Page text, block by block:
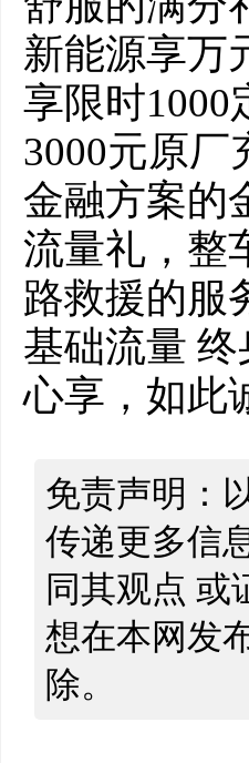
新能源享万
享限时1000
3000元原厂
金融方案的
流量礼，整
路救援的服
基础流量
心享，如此
免责声明：
传递更多信
同其观点 或
想在本网发
除。